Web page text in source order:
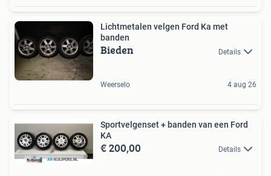
Lichtmetalen velgen Ford Ka met
banden
Bieden Details
Weerselo 4 aug 26
Sportvelgenset + banden van een Ford
KA
€ 200,00 Details